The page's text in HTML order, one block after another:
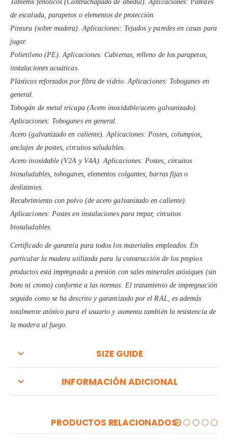
Tableros fenólicos (Contrachapado de abedul). Aplicaciones: Paredes
de escalada, parapetos o elementos de protección.
Pintura (sobre madera). Aplicaciones: Tejados y paredes en casas para
jugar.
Polietileno (PE). Aplicaciones: Cubiertas, relleno de los parapetos,
instalaciones acuáticas.
Plásticos reforzados por fibra de vidrio. Aplicaciones: Toboganes en
general.
Tobogán de metal tricapa (Acero inoxidable/acero galvanizado).
Aplicaciones: Toboganes en general.
Acero (galvanizado en caliente). Aplicaciones: Postes, columpios,
anclajes de postes, circuitos saludables.
Acero inoxidable (V2A y V4A). Aplicaciones: Postes, circuitos
biosaludables, toboganes, elementos colgantes, barras fijas o
deslizantes.
Recubrimiento con polvo (de acero galvanizado en caliente).
Aplicaciones: Postes en instalaciones para trepar, circuitos
biosaludables.
Certificado de garantía para todos los materiales empleados. En
particular la madera utilizada para la construcción de los propios
productos está impregnada a presión con sales minerales atóxiques (sin
boro ni cromo) conforme a las normas. El tratamiento de impregnación
seguido como se ha descrito y garantizado por el RAL, es además
totalmente atóxico para el usuario y aumenta también la resistencia de
la madera al fuego.
SIZE GUIDE
INFORMACIÓN ADICIONAL
PRODUCTOS RELACIONADOS